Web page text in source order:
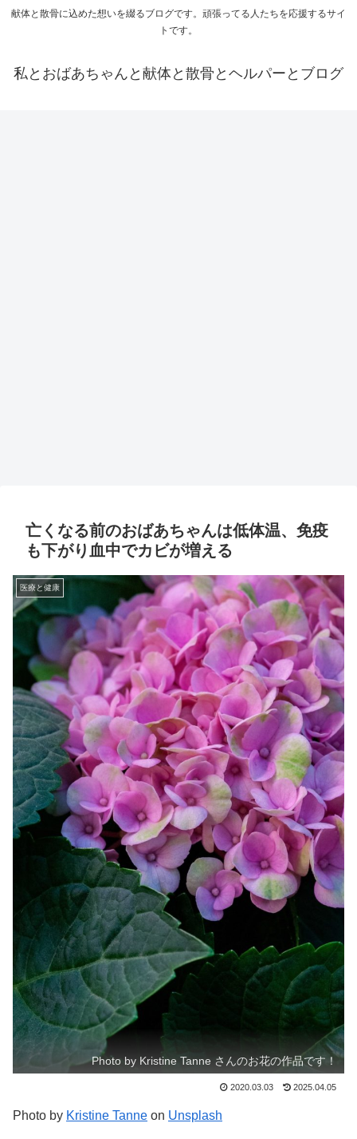
献体と散骨に込めた想いを綴るブログです。頑張ってる人たちを応援するサイ
トです。
私とおばあちゃんと献体と散骨とヘルパーとブログ
亡くなる前のおばあちゃんは低体温、免疫
も下がり血中でカビが増える
医療と健康
Photo by Kristine Tanne さんのお花の作品です！
2020.03.03 2025.04.05
Photo by Kristine Tanne on Unsplash